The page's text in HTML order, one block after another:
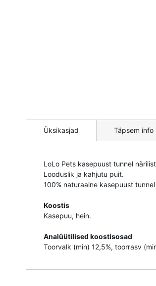
pildigalerii
algusesseÜksikasjad
LoLo Pets kasepuust tunnel
Looduslik ja kahjutu puit.
100% naturaalne kasepuust
Koostis
Kasepuu, hein.
Analüütilised koostisosad
Toorvalk (min) 12,5%, toorrasv
Täpsem info